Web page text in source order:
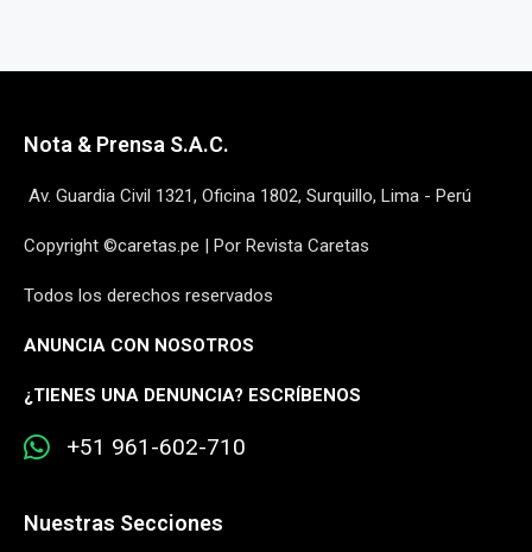
Nota & Prensa S.A.C.
Av. Guardia Civil 1321, Oficina 1802, Surquillo, Lima - Perú
Copyright ©caretas.pe | Por Revista Caretas
Todos los derechos reservados
ANUNCIA CON NOSOTROS
¿TIENES UNA DENUNCIA? ESCRÍBENOS
+51 961-602-710
Nuestras Secciones